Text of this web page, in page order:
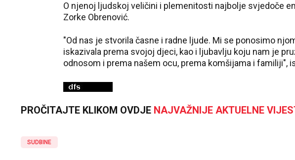
O njenoj ljudskoj veličini i plemenitosti najbolje svjedoče
Zorke Obrenović.
"Od nas je stvorila časne i radne ljude. Mi se ponosimo
iskazivala prema svojoj djeci, kao i ljubavlju koju nam je
odnosom i prema našem ocu, prema komšijama i familiji",
PROČITAJTE KLIKOM OVDJE NAJVAŽNIJE AKTUELNE
SUDBINE